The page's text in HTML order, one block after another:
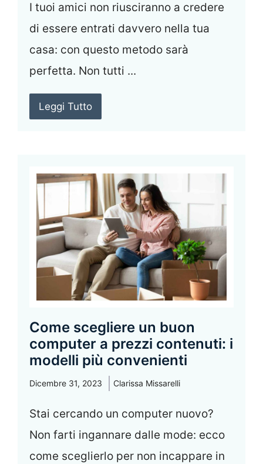
I tuoi amici non riusciranno a credere
di essere entrati davvero nella tua
casa: con questo metodo sarà
perfetta. Non tutti ...
Leggi Tutto
Come scegliere un buon
computer a prezzi contenuti: i
modelli più convenienti
Dicembre 31, 2023 Clarissa Missarelli
Stai cercando un computer nuovo?
Non farti ingannare dalle mode: ecco
come sceglierlo per non incappare in